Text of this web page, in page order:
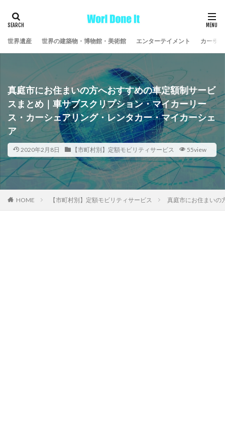
世界遺産 世界の建築物・博物館・美術館 エンターテイメント カーラ
真庭市にお住まいの方へおすすめの車定額制サービ
スまとめ｜車サブスクリプション・マイカーリー
ス・カーシェアリング・レンタカー・マイカーシェ
ア
2020年2月8日 【市町村別】定額モビリティサービス 55view
HOME 【市町村別】定額モビリティサービス 真庭市にお住まいの